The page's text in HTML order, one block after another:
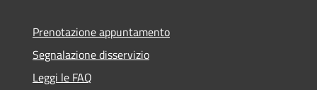
Prenotazione appuntamento
Segnalazione disservizio
Leggi le FAQ